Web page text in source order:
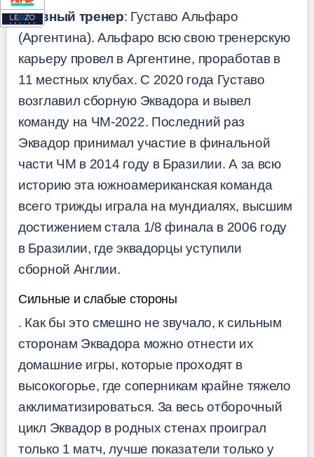
Главный тренер: Густаво Альфаро
(Аргентина). Альфаро всю свою тренерскую
карьеру провел в Аргентине, проработав в
11 местных клубах. С 2020 года Густаво
возглавил сборную Эквадора и вывел
команду на ЧМ-2022. Последний раз
Эквадор принимал участие в финальной
части ЧМ в 2014 году в Бразилии. А за всю
историю эта южноамериканская команда
всего трижды играла на мундиалях, высшим
достижением стала 1/8 финала в 2006 году
в Бразилии, где эквадорцы уступили
сборной Англии.
Сильные и слабые стороны
. Как бы это смешно не звучало, к сильным
сторонам Эквадора можно отнести их
домашние игры, которые проходят в
высокогорье, где соперникам крайне тяжело
акклиматизироваться. За весь отборочный
цикл Эквадор в родных стенах проиграл
только 1 матч, лучше показатели только у